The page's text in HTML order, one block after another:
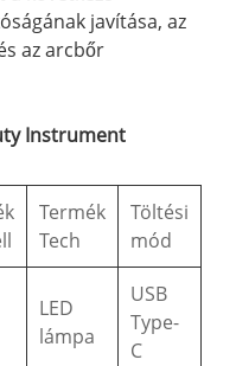
javítása, az
az arcbőr
Instrument
Termék
Tech
Töltési
mód
LED
lámpa
USB
Type-
C